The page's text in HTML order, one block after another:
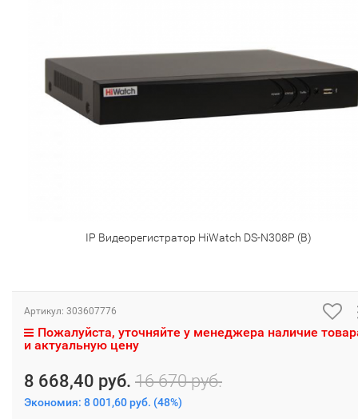
IP Видеорегистратор HiWatch DS-N308P (B)
Артикул: 303607776
Пожалуйста, уточняйте у менеджера наличие
и актуальную цену
8 668,40 руб. 16 670 руб.
Экономия: 8 001,60 руб. (48%)